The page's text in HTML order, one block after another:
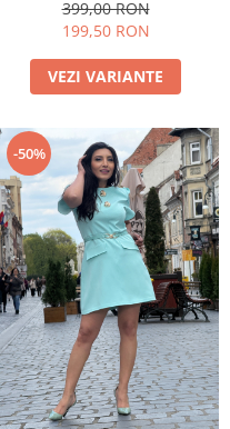
399,00 RON
199,50 RON
VEZI VARIANTE
-50%